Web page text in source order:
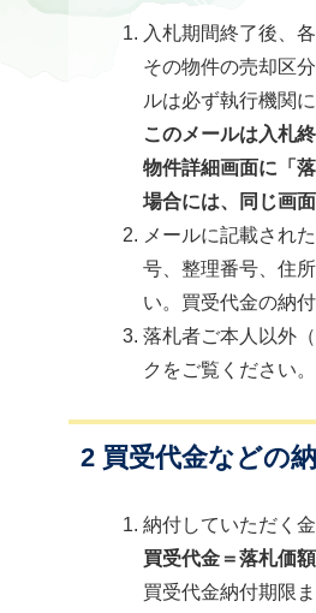
入札期間終了後、
その物件の売却区
ルは必ず執行機関
このメールは入札
物件詳細画面に「
場合には、同じ画
メールに記載され
号、整理番号、住
い。買受代金の納
落札者ご本人以外
クをご覧ください。
2 買受代金などの
納付していただく
買受代金＝落札価
買受代金納付期限